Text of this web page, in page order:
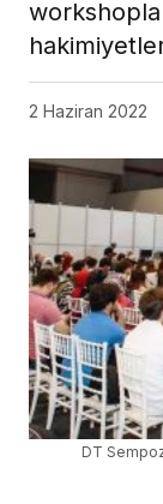
2 Haziran 2022
DT